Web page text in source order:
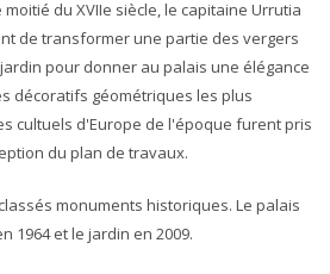
du XVIIe siècle, le capitaine Urrutia
de transformer une partie des vergers
pour donner au palais une élégance
décoratifs géométriques les plus
cultuels d'Europe de l'époque furent pris
du plan de travaux.
monuments historiques. Le palais
1964 et le jardin en 2009.